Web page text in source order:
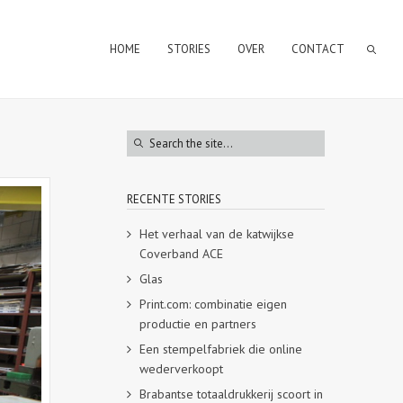
HOME STORIES OVER CONTACT
RECENTE STORIES
Het verhaal van de katwijkse
Coverband ACE
Glas
Print.com: combinatie eigen
productie en partners
Een stempelfabriek die online
wederverkoopt
Brabantse totaaldrukkerij scoort in